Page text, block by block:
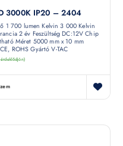
3000K IP20 – 2404
1 700 lumen Kelvin 3 000 Kelvin
2 év Feszültség DC:12V Chip
Méret 5000 mm x 10 mm
ROHS Gyártó V-TAC